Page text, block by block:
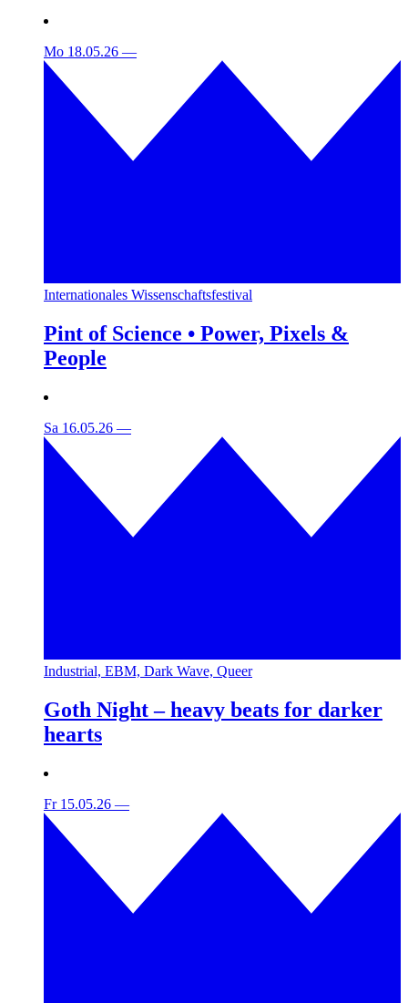
Mo 18.05.26 —
Internationales Wissenschaftsfestival
Pint of Science • Power, Pixels &
People
Sa 16.05.26 —
Industrial, EBM, Dark Wave, Queer
Goth Night – heavy beats for darker
hearts
Fr 15.05.26 —